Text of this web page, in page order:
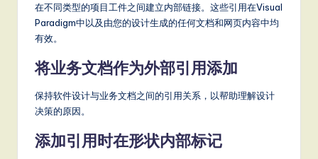
在不同类型的项目工件之间建立内部链接。这些引用在Visual
Paradigm中以及由您的设计生成的任何文档和网页内容中均
有效。
将业务文档作为外部引用添加
保持软件设计与业务文档之间的引用关系，以帮助理解设计
决策的原因。
添加引用时在形状内部标记